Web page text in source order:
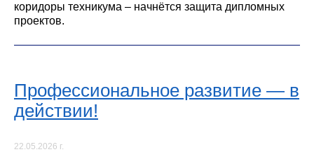
коридоры техникума – начнётся защита дипломных
проектов.
Профессиональное развитие — в
действии!
22.05.2026 г.